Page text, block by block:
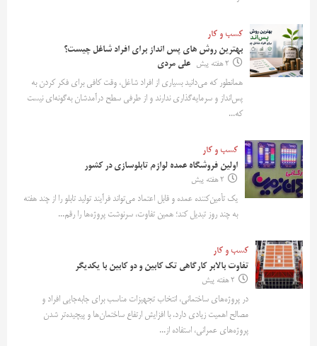
کسب و کار
بهترین روش‌ های پس‌ انداز برای افراد شاغل چیست؟
2 هفته پیش
علی مردی
همانطور که می‌دانید بسیاری از افراد شاغل، وقت کافی برای فکر کردن به
پس‌انداز و سرمایه‌گذاری ندارند و از طرفی سطح درآمدشان به‌گونه‌ای نیست
که...
کسب و کار
اولین فروشگاه عمده لوازم تابلوسازی در کشور
2 هفته پیش
یک تأمین‌کننده عمده و قابل اعتماد می‌تواند فرآیند تولید تابلو را از چند هفته
به چند روز تبدیل کند؛ همین تفاوت، سرنوشت پروژه‌ها را رقم...
کسب و کار
تفاوت بالابر کارگاهی تک کابین و دو کابین با یکدیگر
2 هفته پیش
در پروژه‌های ساختمانی، انتخاب تجهیزات مناسب برای جابه‌جایی افراد و
مصالح اهمیت زیادی دارد. با افزایش ارتفاع ساختمان‌ها و پیچیده‌تر شدن
پروژه‌های عمرانی، استفاده از...